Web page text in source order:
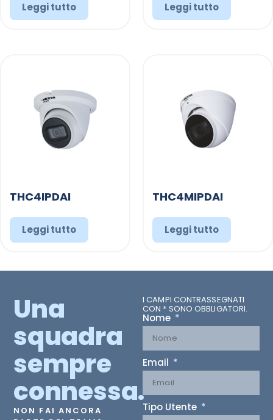
Leggi tutto Leggi tutto
THC4IPDAI
Leggi tutto
THC4MIPDAI
Leggi tutto
Una
squadra
sempre
connessa.
NON FAI ANCORA
I CAMPI CONTRASSEGNATI
CON * SONO OBBLIGATORI.
Nome
Email
Tipo Utente